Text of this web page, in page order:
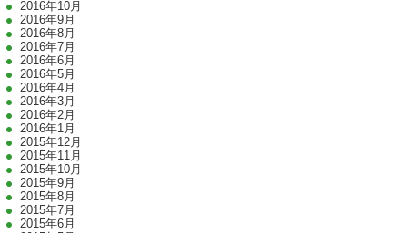
2016年10月
2016年9月
2016年8月
2016年7月
2016年6月
2016年5月
2016年4月
2016年3月
2016年2月
2016年1月
2015年12月
2015年11月
2015年10月
2015年9月
2015年8月
2015年7月
2015年6月